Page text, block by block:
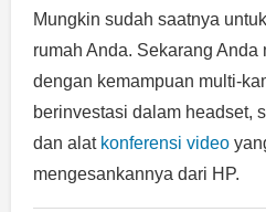
Mungkin sudah saatnya
rumah Anda. Sekarang
dengan kemampuan multi-
berinvestasi dalam headset,
dan alat konferensi video
mengesankannya dari HP.